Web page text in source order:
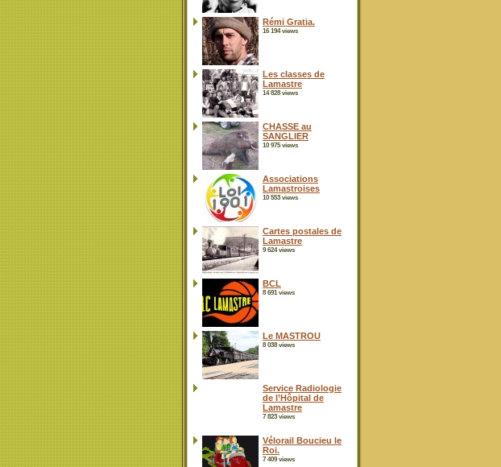
Rémi Gratia.
16 194 views
Les classes de
Lamastre
14 828 views
CHASSE au
SANGLIER
10 975 views
Associations
Lamastroises
10 553 views
Cartes postales de
Lamastre
9 624 views
BCL
8 691 views
Le MASTROU
8 038 views
Service Radiologie
de l’Hôpital de
Lamastre
7 823 views
Vélorail Boucieu le
Roi.
7 409 views